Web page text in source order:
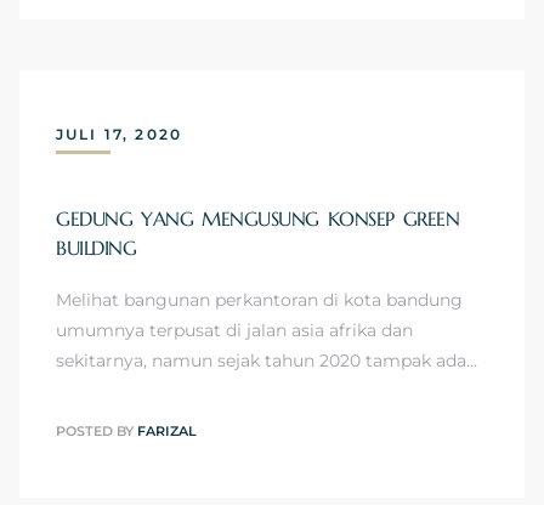
JULI 17, 2020
GEDUNG YANG MENGUSUNG KONSEP GREEN
BUILDING
Melihat bangunan perkantoran di kota bandung
umumnya terpusat di jalan asia afrika dan
sekitarnya, namun sejak tahun 2020 tampak ada…
POSTED BY FARIZAL